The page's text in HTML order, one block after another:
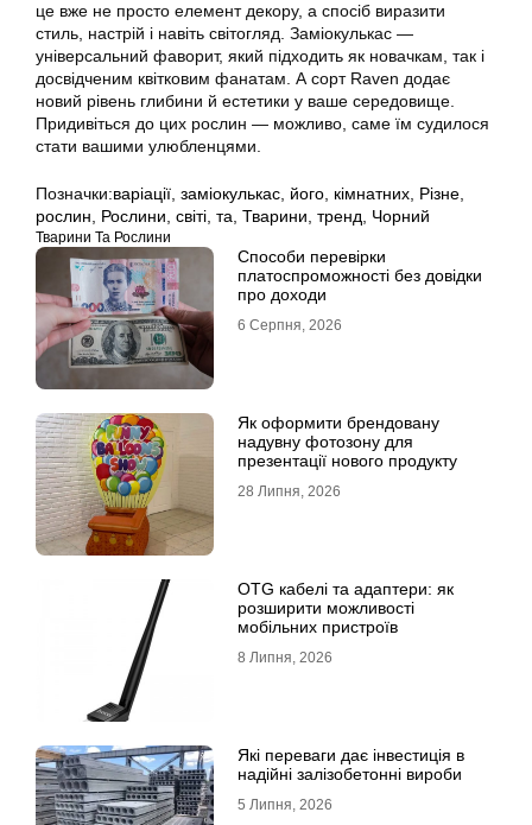
це вже не просто елемент декору, а спосіб виразити
стиль, настрій і навіть світогляд. Заміокулькас —
універсальний фаворит, який підходить як новачкам, так і
досвідченим квітковим фанатам. А сорт Raven додає
новий рівень глибини й естетики у ваше середовище.
Придивіться до цих рослин — можливо, саме їм судилося
стати вашими улюбленцями.
Позначки:варіації заміокулькас його кімнатних Різне
рослин
Рослини світі та Тварини тренд Чорний
Тварини Та Рослини
Способи перевірки
платоспроможності без довідки
про доходи
6 Серпня, 2026
Як оформити брендовану
надувну фотозону для
презентації нового продукту
28 Липня, 2026
OTG кабелі та адаптери: як
розширити можливості
мобільних пристроїв
8 Липня, 2026
Які переваги дає інвестиція в
надійні залізобетонні вироби
5 Липня, 2026